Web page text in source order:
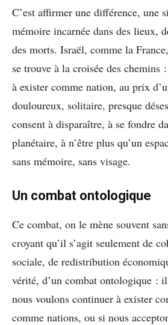
C’est affirmer une différence, une
mémoire incarnée dans des lieux,
des morts. Israël, comme la
se trouve à la croisée des chemins
à exister comme nation, au prix
douloureux, solitaire, presque
consent à disparaître, à se fondre
planétaire, à n’être plus qu’un
sans mémoire, sans visage.
Un combat ontologique
Ce combat, on le mène souvent
croyant qu’il s’agit seulement de
sociale, de redistribution
vérité, d’un combat ontologique :
nous voulons continuer à exister
comme nations, ou si nous